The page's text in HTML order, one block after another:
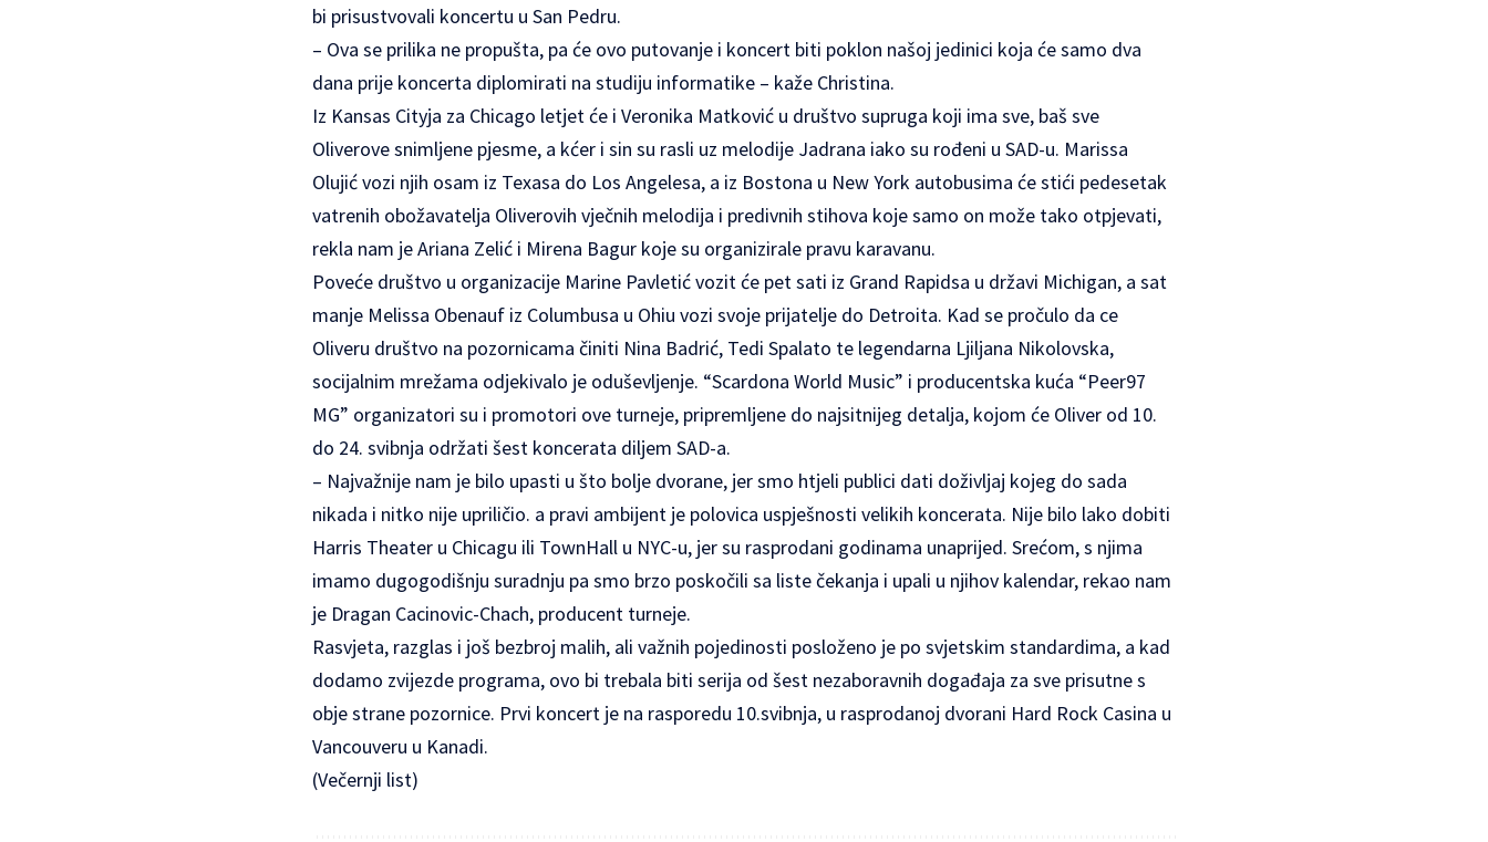
bi prisustvovali koncertu u San Pedru.
– Ova se prilika ne propušta, pa će ovo putovanje i koncert biti poklon našoj jedinici koja će samo dva
dana prije koncerta diplomirati na studiju informatike – kaže Christina.
Iz Kansas Cityja za Chicago letjet će i Veronika Matković u društvo supruga koji ima sve, baš sve
Oliverove snimljene pjesme, a kćer i sin su rasli uz melodije Jadrana iako su rođeni u SAD-u. Marissa
Olujić vozi njih osam iz Texasa do Los Angelesa, a iz Bostona u New York autobusima će stići pedesetak
vatrenih obožavatelja Oliverovih vječnih melodija i predivnih stihova koje samo on može tako otpjevati,
rekla nam je Ariana Zelić i Mirena Bagur koje su organizirale pravu karavanu.
Poveće društvo u organizacije Marine Pavletić vozit će pet sati iz Grand Rapidsa u državi Michigan, a sat
manje Melissa Obenauf iz Columbusa u Ohiu vozi svoje prijatelje do Detroita. Kad se pročulo da ce
Oliveru društvo na pozornicama činiti Nina Badrić, Tedi Spalato te legendarna Ljiljana Nikolovska,
socijalnim mrežama odjekivalo je oduševljenje. “Scardona World Music” i producentska kuća “Peer97
MG” organizatori su i promotori ove turneje, pripremljene do najsitnijeg detalja, kojom će Oliver od 10.
do 24. svibnja održati šest koncerata diljem SAD-a.
– Najvažnije nam je bilo upasti u što bolje dvorane, jer smo htjeli publici dati doživljaj kojeg do sada
nikada i nitko nije upriličio. a pravi ambijent je polovica uspješnosti velikih koncerata. Nije bilo lako dobiti
Harris Theater u Chicagu ili TownHall u NYC-u, jer su rasprodani godinama unaprijed. Srećom, s njima
imamo dugogodišnju suradnju pa smo brzo poskočili sa liste čekanja i upali u njihov kalendar, rekao nam
je Dragan Cacinovic-Chach, producent turneje.
Rasvjeta, razglas i još bezbroj malih, ali važnih pojedinosti posloženo je po svjetskim standardima, a kad
dodamo zvijezde programa, ovo bi trebala biti serija od šest nezaboravnih događaja za sve prisutne s
obje strane pozornice. Prvi koncert je na rasporedu 10.svibnja, u rasprodanoj dvorani Hard Rock Casina u
Vancouveru u Kanadi.
(Večernji list)